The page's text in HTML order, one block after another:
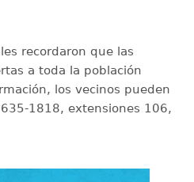
recordaron que las
a toda la población
los vecinos pueden
1818, extensiones 106,